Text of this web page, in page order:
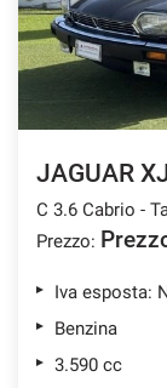
JAGUAR
C 3.6 Cabrio -
Prezzo:
Iva esposta:
Benzina
3.590 cc